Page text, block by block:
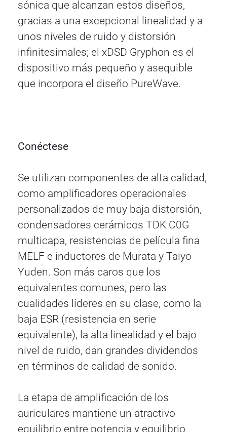
sónica que alcanzan estos diseños,
gracias a una excepcional linealidad y a
unos niveles de ruido y distorsión
infinitesimales; el xDSD Gryphon es el
dispositivo más pequeño y asequible
que incorpora el diseño PureWave.
Conéctese
Se utilizan componentes de alta calidad,
como amplificadores operacionales
personalizados de muy baja distorsión,
condensadores cerámicos TDK C0G
multicapa, resistencias de película fina
MELF e inductores de Murata y Taiyo
Yuden. Son más caros que los
equivalentes comunes, pero las
cualidades líderes en su clase, como la
baja ESR (resistencia en serie
equivalente), la alta linealidad y el bajo
nivel de ruido, dan grandes dividendos
en términos de calidad de sonido.
La etapa de amplificación de los
auriculares mantiene un atractivo
equilibrio entre potencia y equilibrio